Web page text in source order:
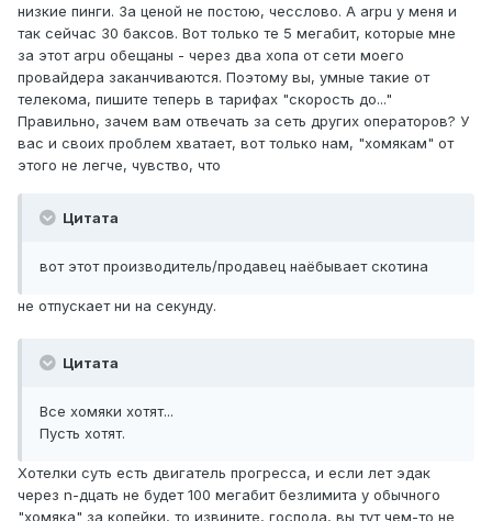
низкие пинги. За ценой не постою, чесслово. А arpu у меня и
так сейчас 30 баксов. Вот только те 5 мегабит, которые мне
за этот arpu обещаны - через два хопа от сети моего
провайдера заканчиваются. Поэтому вы, умные такие от
телекома, пишите теперь в тарифах "скорость до..."
Правильно, зачем вам отвечать за сеть других операторов? У
вас и своих проблем хватает, вот только нам, "хомякам" от
этого не легче, чувство, что
Цитата
вот этот производитель/продавец наёбывает скотина
не отпускает ни на секунду.
Цитата
Все хомяки хотят...
Пусть хотят.
Хотелки суть есть двигатель прогресса, и если лет эдак
через n-дцать не будет 100 мегабит безлимита у обычного
"хомяка" за копейки, то извините, господа, вы тут чем-то не